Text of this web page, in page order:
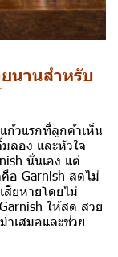
นานสำหรับ
ก้วแรกที่ลูกค้าเห็น
ลอง และหัวใจ
นั่นเอง แต่
อ Garnish สดไม่
สียหายโดยไม่
ให้สด สวย
ำเสมอและช่วย